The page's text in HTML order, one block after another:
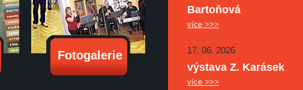
Fotogalerie
Bartoňová
více >>>
17. 06. 2026
výstava Z. Karásek
více >>>